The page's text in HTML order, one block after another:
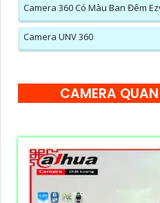
Camera 360 Có Màu Ban Đêm
Camera UNV 360
CAMERA